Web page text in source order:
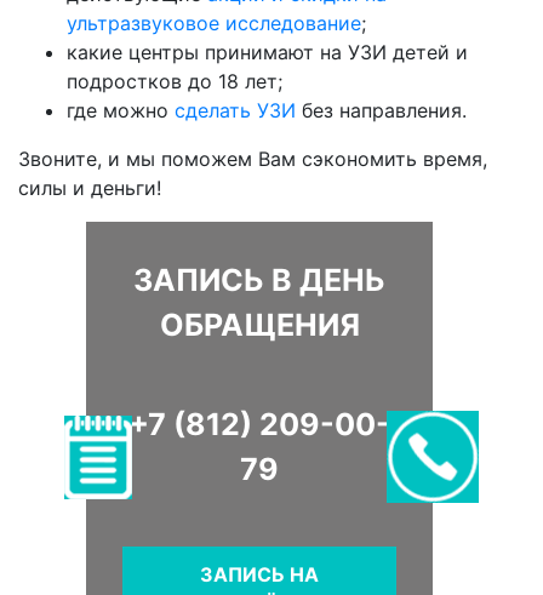
ультразвуковое исследование;
какие центры принимают на УЗИ детей и
подростков до 18 лет;
где можно сделать УЗИ без направления.
Звоните, и мы поможем Вам сэкономить время,
силы и деньги!
ЗАПИСЬ В ДЕНЬ
ОБРАЩЕНИЯ
+7 (812) 209-00-
79
ЗАПИСЬ НА